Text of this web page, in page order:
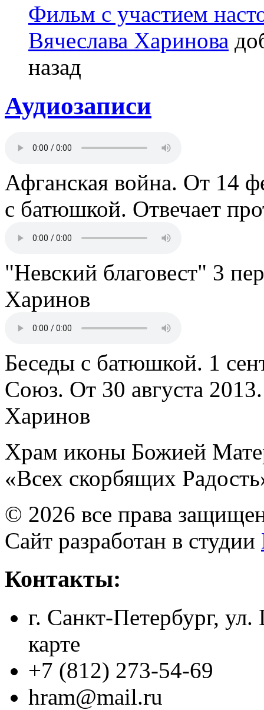
Фильм с участием
Вячеслава Харинова
назад
Аудиозаписи
Афганская война. От 14
с батюшкой. Отвечает
"Невский благовест" 3
Харинов
Беседы с батюшкой. 1
Союз. От 30 августа
Харинов
Храм иконы Божией
«Всех скорбящих
© 2026 все права
Сайт разработан в студии
Контакты:
г. Санкт-Петербург,
карте
+7 (812) 273-54-69
hram@mail.ru